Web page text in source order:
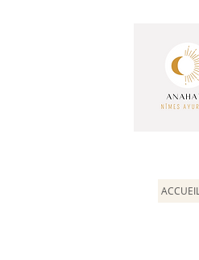
ACCUEIL